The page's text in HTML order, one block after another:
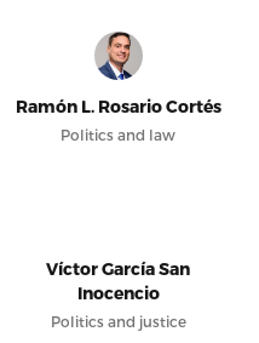
Ramón L. Rosario Cortés
Politics and law
Víctor García San
Inocencio
Politics and justice